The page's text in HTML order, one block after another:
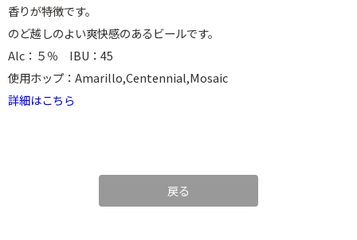
香りが特徴です。
のど越しのよい爽快感のあるビールです。
Alc：５％ IBU：45
使用ホップ：Amarillo,Centennial,Mosaic
詳細はこちら
戻る